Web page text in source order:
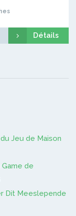
Détails
Jeu de Maison
de
Dit Meeslepende